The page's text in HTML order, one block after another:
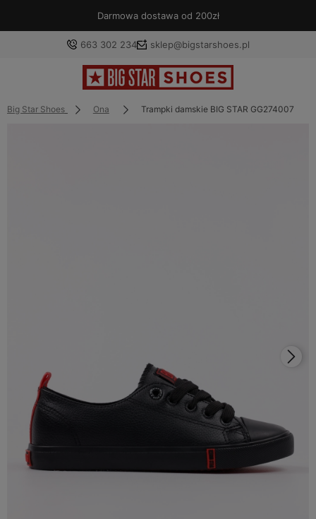
Darmowa dostawa od 200zł
663 302 234 sklep@bigstarshoes.pl
Big Star Shoes Ona Trampki damskie BIG STAR GG274007